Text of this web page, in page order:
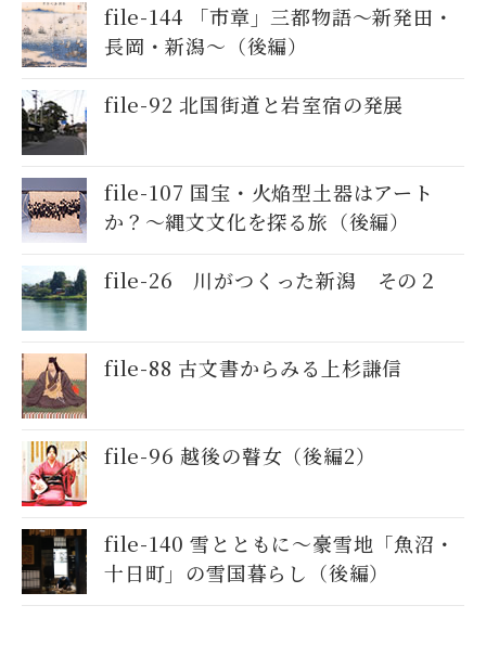
file-144 「市章」三都物語～新発田・
長岡・新潟～（後編）
file-92 北国街道と岩室宿の発展
file-107 国宝・火焔型土器はアート
か？～縄文文化を探る旅（後編）
file-26 川がつくった新潟 その２
file-88 古文書からみる上杉謙信
file-96 越後の瞽女（後編2）
file-140 雪とともに～豪雪地「魚沼・
十日町」の雪国暮らし（後編）